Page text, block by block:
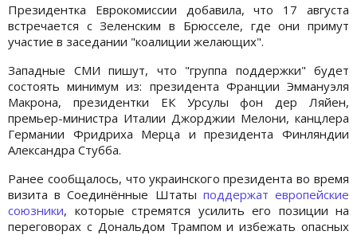
Президентка Еврокомиссии добавила, что 17 августа
встречается с Зеленским в Брюсселе, где они примут
участие в заседании "коалиции желающих".
Западные СМИ пишут, что "группа поддержки" будет
состоять минимум из: президента Франции Эммануэля
Макрона, президентки ЕК Урсулы фон дер Ляйен,
премьер-министра Италии Джорджии Мелони, канцлера
Германии Фридриха Мерца и президента Финляндии
Александра Стубба.
Ранее сообщалось, что украинского президента во время
визита в Соединённые Штаты поддержат европейские
союзники, которые стремятся усилить его позиции на
переговорах с Дональдом Трампом и избежать опасных